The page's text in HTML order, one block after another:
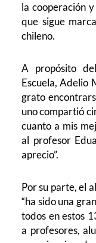
la cooperación
que sigue
chileno.
A propósito
Escuela, Adelio
grato
uno compartió
cuanto a mis
al profesor
aprecio”.
Por su parte, el
“ha sido una
todos en estos
a profesores,